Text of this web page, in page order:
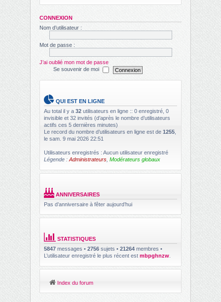
CONNEXION
Nom d’utilisateur :
Mot de passe :
J’ai oublié mon mot de passe
Se souvenir de moi
QUI EST EN LIGNE
Au total il y a 32 utilisateurs en ligne :: 0 enregistré, 0
invisible et 32 invités (d’après le nombre d’utilisateurs
actifs ces 5 dernières minutes)
Le record du nombre d’utilisateurs en ligne est de 1255
le sam. 9 mai 2026 22:51
Utilisateurs enregistrés : Aucun utilisateur enregistré
Légende : Administrateurs Modérateurs globaux
ANNIVERSAIRES
Pas d’anniversaire à fêter aujourd’hui
STATISTIQUES
5847 messages • 2756 sujets • 21264 membres •
L’utilisateur enregistré le plus récent est mbpghnzw
Index du forum